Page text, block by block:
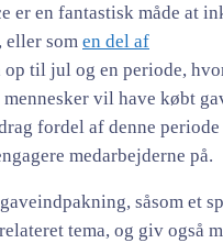
er en fantastisk måde at
eller som en del af
op til jul og en periode,
vil have købt
fordel af denne
medarbejderne på.
såsom et
tema, og giv også